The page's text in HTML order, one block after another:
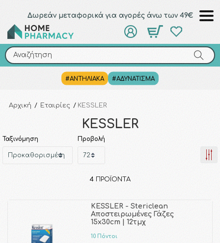
Δωρεάν μεταφορικά για αγορές άνω των 49€
Αναζήτηση
#ΑΝΤΗΛΙΑΚΑ #ΑΔΥΝΑΤΙΣΜΑ
Αναζήτηση
Αρχική / Εταιρίες / KESSLER
KESSLER
Ταξινόμηση Προβολή
4ΠΡΟΪΌΝΤΑ
KESSLER - Stericlean
Αποστειρωμένες Γάζες
15x30cm | 12τμχ
10 Πόντοι